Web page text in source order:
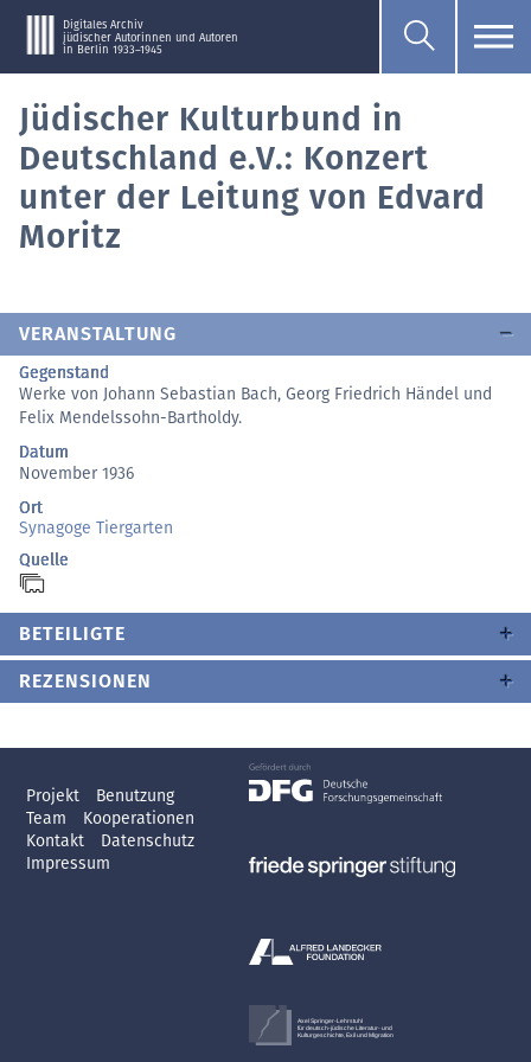
Digitales Archiv
jüdischer Autorinnen und Autoren
in Berlin 1933–1945
Jüdischer Kulturbund in
Deutschland e.V.: Konzert
unter der Leitung von Edvard
Moritz
VERANSTALTUNG
Gegenstand
Werke von Johann Sebastian Bach, Georg Friedrich Händel und
Felix Mendelssohn-Bartholdy.
Datum
November 1936
Ort
Synagoge Tiergarten
Quelle
BETEILIGTE
REZENSIONEN
Projekt
Benutzung
Team
Kooperationen
Kontakt
Datenschutz
Impressum
Axel Springer-Lehrstuhl
für deutsch-jüdische Literatur- und
Kulturgeschichte, Exil und Migration